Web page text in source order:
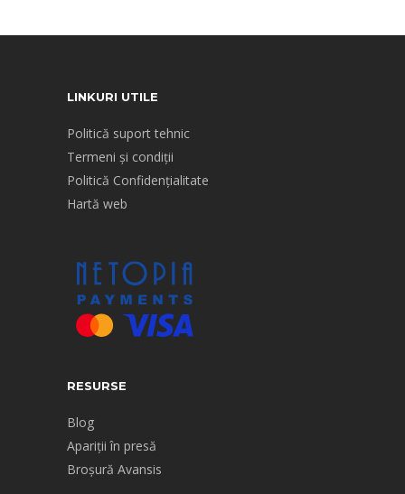
LINKURI UTILE
Politică suport tehnic
Termeni și condiții
Politică Confidențialitate
Hartă web
RESURSE
Blog
Apariții în presă
Broșură Avansis